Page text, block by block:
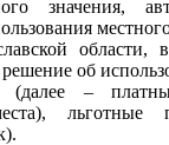
значения,
области,
об
(далее –
льготные